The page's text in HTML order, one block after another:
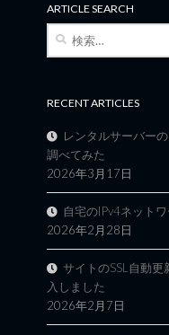
ARTICLE SEARCH
RECENT ARTICLES
レンタルサーバー
調べてみた
2026年3月17日
自宅のIPv4ネット
2026年2月28日
サイトのSSL自動
入しました
2026年2月7日